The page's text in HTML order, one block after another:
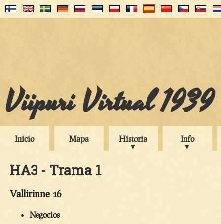
Viipuri Virtual 1939
Inicio Mapa Historia Info
HA3 - Trama 1
Vallirinne 16
Negocios